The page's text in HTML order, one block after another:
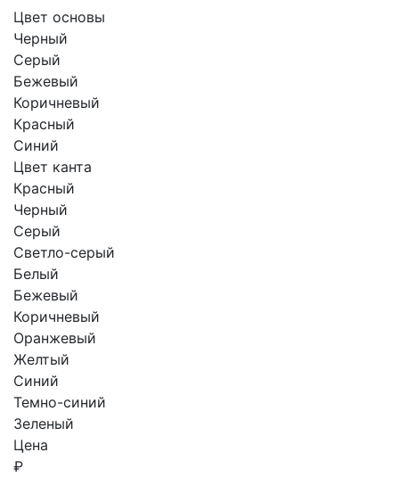
Цвет основы
Черный
Серый
Бежевый
Коричневый
Красный
Синий
Цвет канта
Красный
Черный
Серый
Светло-серый
Белый
Бежевый
Коричневый
Оранжевый
Желтый
Синий
Темно-синий
Зеленый
Цена
₽